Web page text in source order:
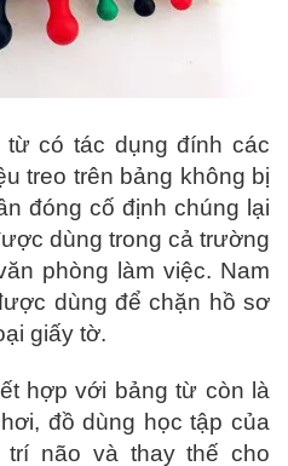
từ có tác dụng đính các
treo trên bảng không bị
đóng cố định chúng lại
dùng trong cả trường
phòng làm việc. Nam
dùng để chặn hồ sơ
giấy tờ.
hợp với bảng từ còn là
đồ dùng học tập của
não và thay thế cho